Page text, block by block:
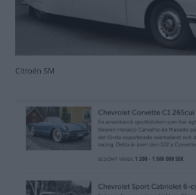
Citroën SM